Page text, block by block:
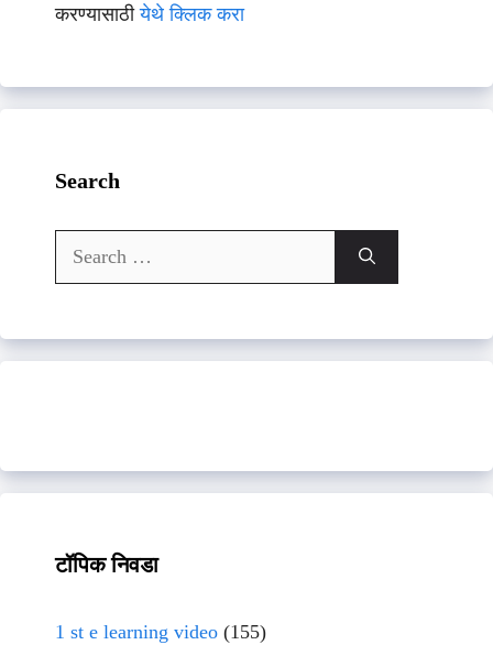
करण्यासाठीयेथे क्लिक करा
Search
Search
for:
टॉपिक निवडा
1 st e learning video (155)